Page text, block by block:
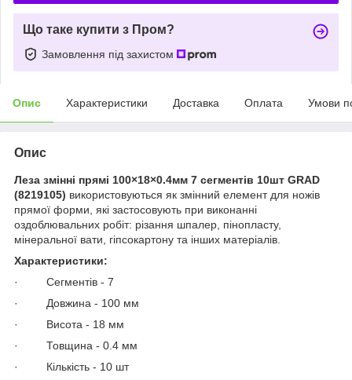
Що таке купити з Пром?
Замовлення під захистом
Опис Характеристики Доставка Оплата Умови
Опис
Леза змінні прямі 100×18×0.4мм 7 сегментів 10шт GRAD
(8219105) використовуються як змінний елемент для ножів
прямої форми, які застосовують при виконанні
оздоблювальних робіт: різання шпалер, пінопласту,
мінеральної вати, гіпсокартону та інших матеріалів.
Характеристики:
· Сегментів - 7
· Довжина - 100 мм
· Висота - 18 мм
· Товщина - 0.4 мм
· Кількість - 10 шт